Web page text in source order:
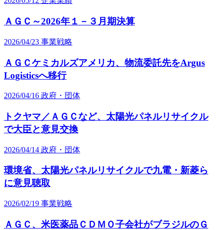
ＡＧＣ～2026年１－３月期決算
2026/04/23 事業戦略
ＡＧＣケミカルズアメリカ、物流委託先をArgus
Logisticsへ移行
2026/04/16 政府・団体
トクヤマ／ＡＧＣなど、太陽光パネルリサイクル
で大臣と意見交換
2026/04/14 政府・団体
環境省、太陽光パネルリサイクルで九電・新菱ら
に意見聴取
2026/02/19 事業戦略
ＡＧＣ、米医薬品ＣＤＭＯ子会社がブラジルのＧ